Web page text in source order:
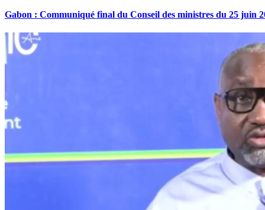
Gabon : Communiqué final du Conseil des ministres du 25 juin